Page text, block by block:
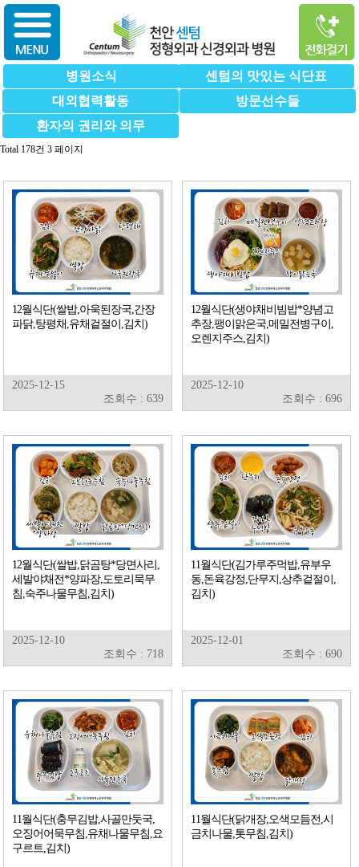
병원소식
센텀의 맛있는 식단표
대외협력활동
방문선수들
환자의 권리와 의무
Total 178건 3 페이지
12월식단(쌀밥,아욱된장국,간장
파닭,탕평채,유채겉절이,김치)
2025-12-15
조회수 : 639
12월식단(생야채비빔밥*양념고
추장,팽이맑은국,메밀전병구이,
오렌지주스,김치)
2025-12-10
조회수 : 696
12월식단(쌀밥,닭곰탕*당면사리,
세발야채전*양파장,도토리묵무
침,숙주나물무침,김치)
2025-12-10
조회수 : 718
11월식단(김가루주먹밥,유부우
동,돈육강정,단무지,상추겉절이,
김치)
2025-12-01
조회수 : 690
11월식단(충무김밥,사골만둣국,
오징어어묵무침,유채나물무침,요
구르트,김치)
11월식단(닭개장,오색모듬전,시
금치나물,톳무침,김치)